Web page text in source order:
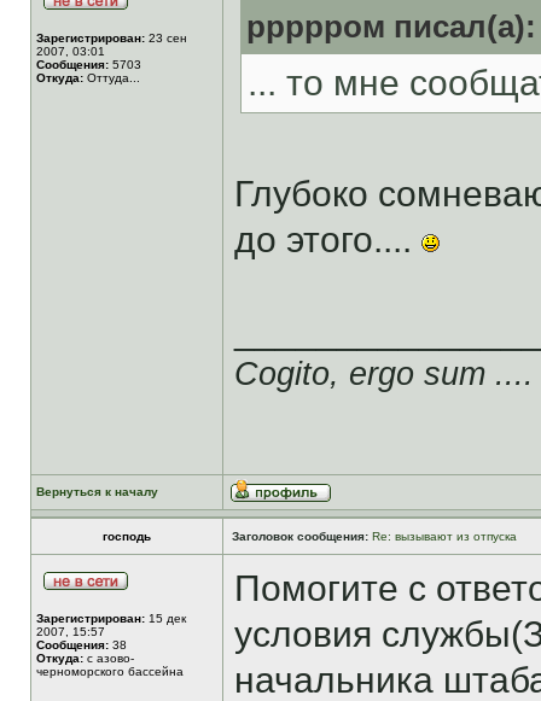
Зарегистрирован: 23 сен
2007, 03:01
Сообщения: 5703
Откуда: Оттуда...
ррррром писал(а):
... то мне
Глубоко
до этого....
Cogito, ergo sum ....
Вернуться к началу
господь Заголовок сообщения: Re: вызывают из отпуска
Зарегистрирован: 15 дек
2007, 15:57
Сообщения: 38
Откуда: с азово-
черноморского бассейна
Помогите с
условия
начальника